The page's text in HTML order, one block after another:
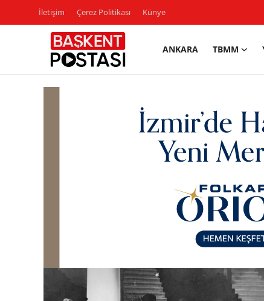
İletişim Çerez Politikası Künye
ANKARA TBMM
Bakanlıklar